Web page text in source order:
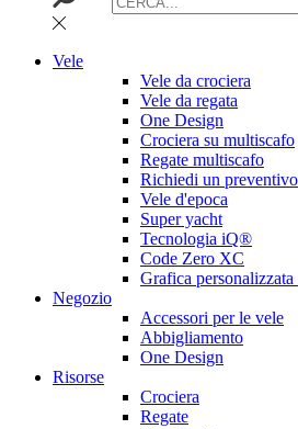
Vele
Vele da crociera
Vele da regata
One Design
Crociera su multiscafo
Regate multiscafo
Richiedi un preventivo
Vele d'epoca
Super yacht
Tecnologia iQ®
Code Zero XC
Grafica personalizzata
Negozio
Accessori per le vele
Abbigliamento
One Design
Risorse
Crociera
Regate